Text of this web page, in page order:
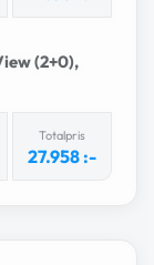
(2+0),
Totalpris
27.958 :-